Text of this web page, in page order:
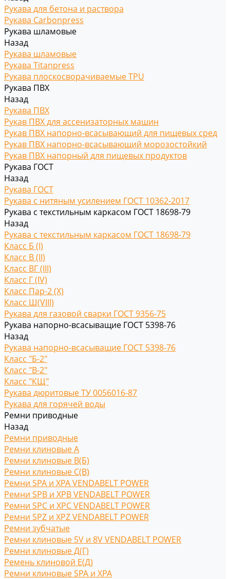
Рукава для бетона и раствора
Рукава Carbonpress
Рукава шламовые
Назад
Рукава шламовые
Рукава Titanpress
Рукава плоскосворачиваемые TPU
Рукава ПВХ
Назад
Рукава ПВХ
Рукав ПВХ для ассенизаторных машин
Рукав ПВХ напорно-всасывающий для пищевых сред
Рукав ПВХ напорно-всасывающий морозостойкий
Рукав ПВХ напорный для пищевых продуктов
Рукава ГОСТ
Назад
Рукава ГОСТ
Рукава с нитяным усилением ГОСТ 10362-2017
Рукава с текстильным каркасом ГОСТ 18698-79
Назад
Рукава с текстильным каркасом ГОСТ 18698-79
Класс Б (I)
Класс В (II)
Класс ВГ (III)
Класс Г (IV)
Класс Пар-2 (X)
Класс Ш(VIII)
Рукава для газовой сварки ГОСТ 9356-75
Рукава напорно-всасыващие ГОСТ 5398-76
Назад
Рукава напорно-всасыващие ГОСТ 5398-76
Класс "Б-2"
Класс "В-2"
Класс "КЩ"
Рукава дюритовые ТУ 0056016-87
Рукава для горячей воды
Ремни приводные
Назад
Ремни приводные
Ремни клиновые A
Ремни клиновые В(Б)
Ремни клиновые С(B)
Ремни SPA и XPA VENDABELT POWER
Ремни SPB и XPB VENDABELT POWER
Ремни SPC и XPC VENDABELT POWER
Ремни SPZ и XPZ VENDABELT POWER
Ремни зубчатые
Ремни клиновые 5V и 8V VENDABELT POWER
Ремни клиновые Д(Г)
Ремень клиновой Е(Д)
Ремни клиновые SPA и XPA